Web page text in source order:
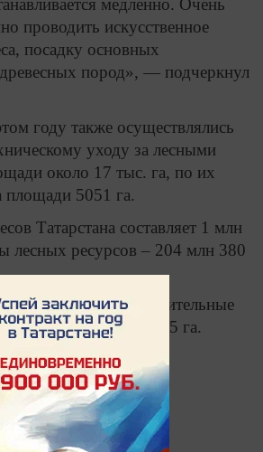
медленно. Очень
проводить искусственное
посадку основных
пород», — подчеркнул
году также осуществлялись
уходу за лесными
около 17 тыс. га, по их
5051 га.
Татарстана составляет 1 млн
лесных ресурсов – 204 млн 380
году лесовосстановительные
на площади 2815 га.
Тухбатов
www.tatar-
12/27/637792/